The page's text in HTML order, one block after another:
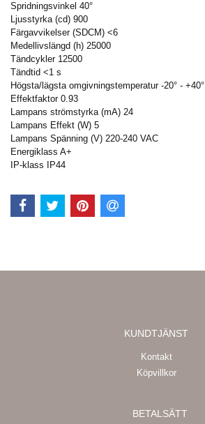
Spridningsvinkel 40°
Ljusstyrka (cd) 900
Färgavvikelser (SDCM) <6
Medellivslängd (h) 25000
Tändcykler 12500
Tändtid <1 s
Högsta/lägsta omgivningstemperatur -20° - +40°
Effektfaktor 0.93
Lampans strömstyrka (mA) 24
Lampans Effekt (W) 5
Lampans Spänning (V) 220-240 VAC
Energiklass A+
IP-klass IP44
KUNDTJÄNST
Kontakt
Köpvillkor
BETALSÄTT